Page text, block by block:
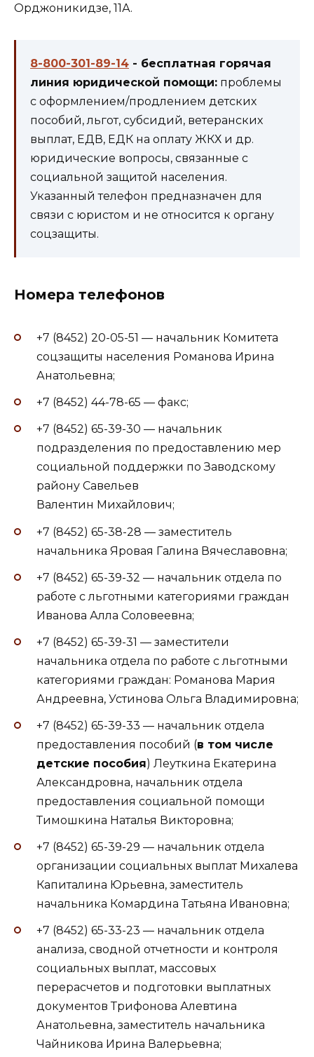
Орджоникидзе, 11А.
8-800-301-89-14 - бесплатная горячая
линия юридической помощи: проблемы
с оформлением/продлением детских
пособий, льгот, субсидий, ветеранских
выплат, ЕДВ, ЕДК на оплату ЖКХ и др.
юридические вопросы, связанные с
социальной защитой населения.
Указанный телефон предназначен для
связи с юристом и не относится к органу
соцзащиты.
Номера телефонов
+7 (8452) 20-05-51 — начальник Комитета
соцзащиты населения Романова Ирина
Анатольевна;
+7 (8452) 44-78-65 — факс;
+7 (8452) 65-39-30 — начальник
подразделения по предоставлению мер
социальной поддержки по Заводскому
району Савельев
Валентин Михайлович;
+7 (8452) 65-38-28 — заместитель
начальника Яровая Галина Вячеславовна;
+7 (8452) 65-39-32 — начальник отдела по
работе с льготными категориями граждан
Иванова Алла Соловеевна;
+7 (8452) 65-39-31 — заместители
начальника отдела по работе с льготными
категориями граждан: Романова Мария
Андреевна, Устинова Ольга Владимировна;
+7 (8452) 65-39-33 — начальник отдела
предоставления пособий (в том числе
детские пособия) Леуткина Екатерина
Александровна, начальник отдела
предоставления социальной помощи
Тимошкина Наталья Викторовна;
+7 (8452) 65-39-29 — начальник отдела
организации социальных выплат Михалева
Капиталина Юрьевна, заместитель
начальника Комардина Татьяна Ивановна;
+7 (8452) 65-33-23 — начальник отдела
анализа, сводной отчетности и контроля
социальных выплат, массовых
перерасчетов и подготовки выплатных
документов Трифонова Алевтина
Анатольевна, заместитель начальника
Чайникова Ирина Валерьевна;